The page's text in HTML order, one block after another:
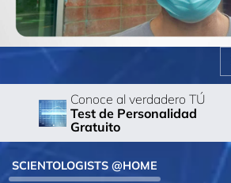
Conoce al verdadero TÚ
Test de Personalidad
Gratuito
SCIENTOLOGISTS @HOME